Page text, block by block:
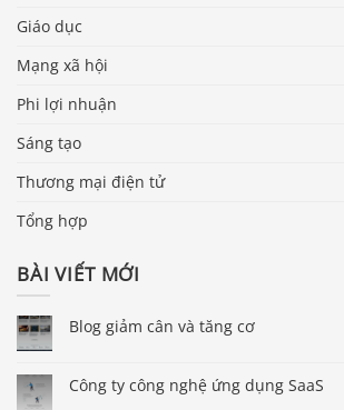
Giáo dục
Mạng xã hội
Phi lợi nhuận
Sáng tạo
Thương mại điện tử
Tổng hợp
BÀI VIẾT MỚI
Blog giảm cân và tăng cơ
Công ty công nghệ ứng dụng SaaS